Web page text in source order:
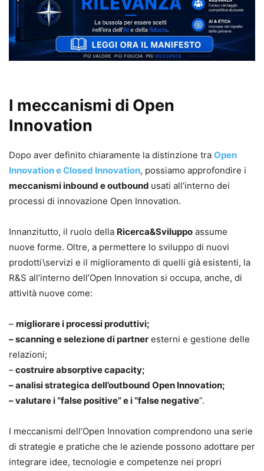
I meccanismi di Open
Innovation
Dopo aver definito chiaramente la distinzione tra Open
Innovation e Closed Innovation, possiamo approfondire i
meccanismi inbound e outbound usati all’interno dei
processi di innovazione Open Innovation.
Innanzitutto, il ruolo della Ricerca&Sviluppo assume
nuove forme. Oltre, a permettere lo sviluppo di nuovi
prodotti\servizi e il miglioramento di quelli già esistenti, la
R&S all’interno dell’Open Innovation si occupa, anche, di
attività nuove come:
– migliorare i processi produttivi;
– scanning e selezione di partner esterni e gestione delle
relazioni;
–costruire absorptive capacity;
– analisi strategica dell’outbound Open Innovation;
– valutare i “false positive” e i “false negative”.
I meccanismi dell’Open Innovation comprendono una serie
di strategie e pratiche che le aziende possono adottare per
integrare idee, tecnologie e competenze nei propri